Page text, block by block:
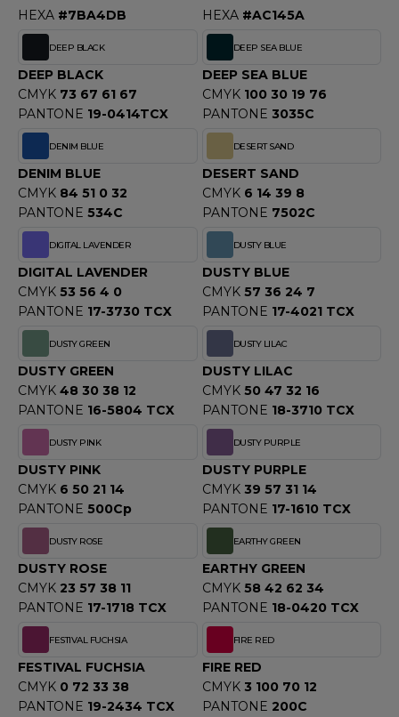
CLOTHING
DENIM
JAYS
ONE TOWELLING
CITY
MILL
HEXA #7BA4DB
HEXA #AC145A
DEEP BLACK
DEEP BLACK
CMYK 73 67 61 67
PANTONE 19-0414TCX
DEEP SEA BLUE
DEEP SEA BLUE
CMYK 100 30 19 76
PANTONE 3035C
DENIM BLUE
DENIM BLUE
CMYK 84 51 0 32
PANTONE 534C
DESERT SAND
DESERT SAND
CMYK 6 14 39 8
PANTONE 7502C
DIGITAL LAVENDER
DIGITAL LAVENDER
CMYK 53 56 4 0
PANTONE 17-3730 TCX
DUSTY BLUE
DUSTY BLUE
CMYK 57 36 24 7
PANTONE 17-4021 TCX
DUSTY GREEN
DUSTY GREEN
CMYK 48 30 38 12
PANTONE 16-5804 TCX
DUSTY LILAC
DUSTY LILAC
CMYK 50 47 32 16
PANTONE 18-3710 TCX
DUSTY PINK
DUSTY PINK
CMYK 6 50 21 14
PANTONE 500Cp
DUSTY PURPLE
DUSTY PURPLE
CMYK 39 57 31 14
PANTONE 17-1610 TCX
DUSTY ROSE
DUSTY ROSE
CMYK 23 57 38 11
PANTONE 17-1718 TCX
EARTHY GREEN
EARTHY GREEN
CMYK 58 42 62 34
PANTONE 18-0420 TCX
FESTIVAL FUCHSIA
FESTIVAL FUCHSIA
CMYK 0 72 33 38
PANTONE 19-2434 TCX
FIRE RED
FIRE RED
CMYK 3 100 70 12
PANTONE 200C